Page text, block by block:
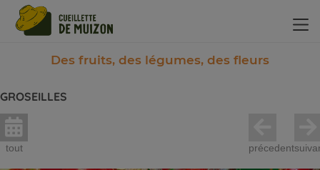
Des fruits, des légumes, des fleurs
GROSEILLES
tout précedent
Panneau de gestion des cookies